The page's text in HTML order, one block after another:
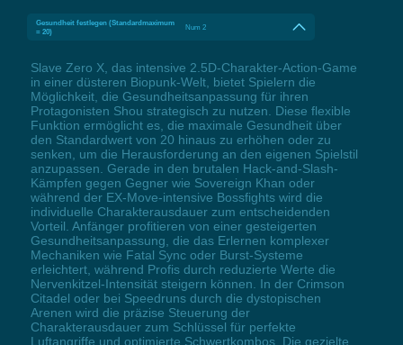
Gesundheit festlegen (Standardmaximum
= 20)
Num 2
Slave Zero X, das intensive 2.5D-Charakter-Action-Game
in einer düsteren Biopunk-Welt, bietet Spielern die
Möglichkeit, die Gesundheitsanpassung für ihren
Protagonisten Shou strategisch zu nutzen. Diese flexible
Funktion ermöglicht es, die maximale Gesundheit über
den Standardwert von 20 hinaus zu erhöhen oder zu
senken, um die Herausforderung an den eigenen Spielstil
anzupassen. Gerade in den brutalen Hack-and-Slash-
Kämpfen gegen Gegner wie Sovereign Khan oder
während der EX-Move-intensive Bossfights wird die
individuelle Charakterausdauer zum entscheidenden
Vorteil. Anfänger profitieren von einer gesteigerten
Gesundheitsanpassung, die das Erlernen komplexer
Mechaniken wie Fatal Sync oder Burst-Systeme
erleichtert, während Profis durch reduzierte Werte die
Nervenkitzel-Intensität steigern können. In der Crimson
Citadel oder bei Speedruns durch die dystopischen
Arenen wird die präzise Steuerung der
Charakterausdauer zum Schlüssel für perfekte
Luftangriffe und optimierte Schwertkombos. Die gezielte